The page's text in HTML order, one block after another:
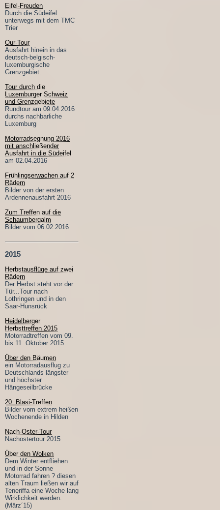
Eifel-Freuden
Durch die Südeifel
unterwegs mit dem TMC
Trier
Our-Tour
Ausfahrt hinein in das
deutsch-belgisch-
luxemburgische
Grenzgebiet.
Tour durch die
Luxemburger Schweiz
und Grenzgebiete
Rundtour am 09.04.2016
durchs nachbarliche
Luxemburg
Motorradsegnung 2016
mit anschließender
Ausfahrt in die Südeifel
am 02.04.2016
Frühlingserwachen auf 2
Rädern
Bilder von der ersten
Ardennenausfahrt 2016
Zum Treffen auf die
Schaumbergalm
Bilder vom 06.02.2016
2015
Herbstausflüge auf zwei
Rädern
Der Herbst steht vor der
Tür...Tour nach
Lothringen und in den
Saar-Hunsrück
Heidelberger
Herbsttreffen 2015
Motorradtreffen vom 09.
bis 11. Oktober 2015
Über den Bäumen
ein Motorradausflug zu
Deutschlands längster
und höchster
Hängeseilbrücke
20. Blasi-Treffen
Bilder vom extrem heißen
Wochenende in Hilden
Nach-Oster-Tour
Nachostertour 2015
Über den Wolken
Dem Winter entfliehen
und in der Sonne
Motorrad fahren ? diesen
alten Traum ließen wir auf
Teneriffa eine Woche lang
Wirklichkeit werden.
(März´15)